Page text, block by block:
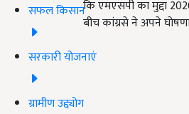
सफल किसान
सरकारी योजनाएं
ग्रामीण उद्द्योग
कि एमएसपी का मुद्दा
बीच कांग्रसे ने अपने